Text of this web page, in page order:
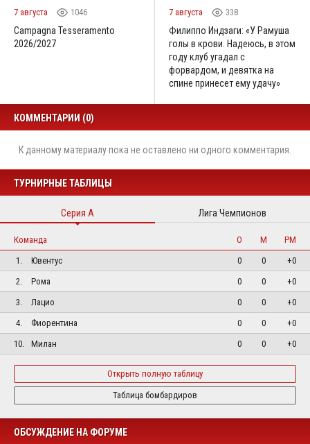
7 августа 1046
Campagna Tesseramento
2026/2027
7 августа 338
Филиппо Индзаги: «У Рамуша
голы в крови. Надеюсь, в этом
году клуб угадал с
форвардом, и девятка на
спине принесет ему удачу»
КОММЕНТАРИИ (0)
К данному материалу пока не оставлено ни одного комментария.
ТУРНИРНЫЕ ТАБЛИЦЫ
Серия А Лига Чемпионов
Команда О М
РМ
1.
Ювентус 0 0
+0
2.
Рома 0 0
+0
3.
Лацио 0 0
+0
4.
Фиорентина 0 0
+0
10.
Милан 0 0 +0
Открыть полную таблицу
Таблица бомбардиров
ОБСУЖДЕНИЕ НА ФОРУМЕ